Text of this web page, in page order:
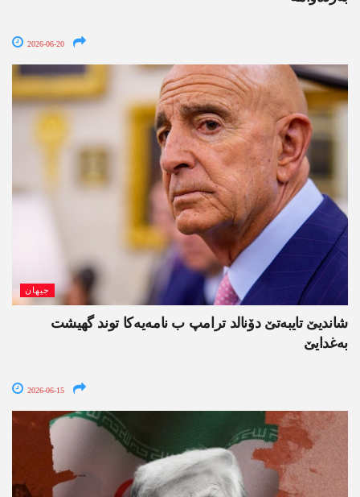
2026-06-20
جیھان
شاندیێ تایبەتێ دۆنالد ترامپ ب نامەیەکا توند گھیشت
بەغدایێ
2026-06-15